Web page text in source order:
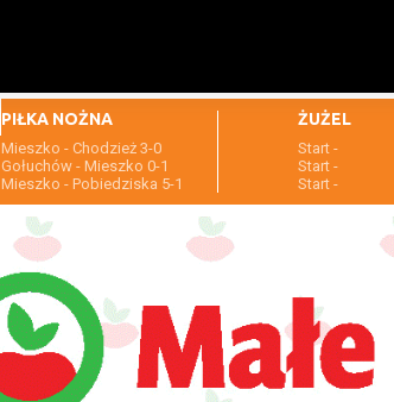
PIŁKA NOŻNA
Mieszko - Chodzież 3-0
Gołuchów - Mieszko 0-1
Mieszko - Pobiedziska 5-1
ŻUŻEL
Start -
Start -
Start -